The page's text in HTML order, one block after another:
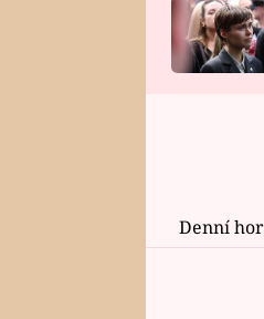
HOROSKOP NA
Denní